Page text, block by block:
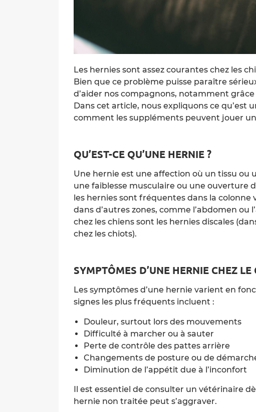
Les hernies sont assez courantes chez les
Bien que ce problème puisse paraître
d’aider nos compagnons, notamment
Dans cet article, nous expliquons ce
comment les suppléments peuvent jouer
QU’EST-CE QU’UNE HERNIE ?
Une hernie est une affection où un tissu ou
une faiblesse musculaire ou une ouverture
les hernies sont fréquentes dans la
dans d’autres zones, comme l’abdomen ou
chez les chiens sont les hernies discales
chez les chiots).
SYMPTÔMES D’UNE HERNIE CHEZ LE
Les symptômes d’une hernie varient en
signes les plus fréquents incluent :
Douleur, surtout lors des mouvements
Difficulté à marcher ou à sauter
Perte de contrôle des pattes arrière
Changements de posture ou de
Diminution de l’appétit due à l’inconfort
Il est essentiel de consulter un vétérinaire
hernie non traitée peut s’aggraver.